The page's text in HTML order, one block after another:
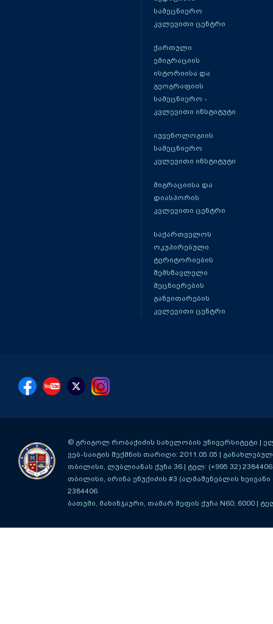
სამეცნიერო
კვლევითი ცენტრი
ქართული
ემიგრაციის
ისტორიისა და
გეოგრაფიის
სამეცნიერო -
კვლევითი ინსტიტუტი
იუვენოლოგიის
სამეცნიერო
კვლევითი ინსტიტუტი
მიგრაციისა და
დიასპორის
კვლევითი ცენტრი
საქართველოს
ოკუპირებული
ტერიტორიების
შემსწავლელი
მეცნიერების
განვითარების
კვლევითი ცენტრი
© გრიგოლ რობაქიძის სახელობის უნივერსიტეტი |
ვებ-საიტის შექმნის თარიღი: 2011.05.05 |
თბილისი, ლუბლიანას ქუჩა 36 | ტელ: (+995 32)
თბილისი, ირინა ენუქიძის #3 (აღმაშენებლის ხეივანი
2384406
ბათუმი, მახინჯაური, თამარ მეფის ქუჩა N60; 6000 |